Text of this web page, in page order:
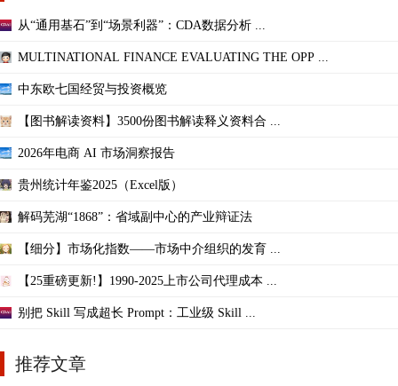
从“通用基石”到“场景利器”：CDA数据分析 ...
MULTINATIONAL FINANCE EVALUATING THE OPP ...
中东欧七国经贸与投资概览
【图书解读资料】3500份图书解读释义资料合 ...
2026年电商 AI 市场洞察报告
贵州统计年鉴2025（Excel版）
解码芜湖“1868”：省域副中心的产业辩证法
【细分】市场化指数——市场中介组织的发育 ...
【25重磅更新!】1990-2025上市公司代理成本 ...
别把 Skill 写成超长 Prompt：工业级 Skill ...
推荐文章